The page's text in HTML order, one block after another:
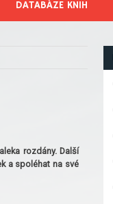
DATABÁZE KNIH
rozdány. Další
a spoléhat na své